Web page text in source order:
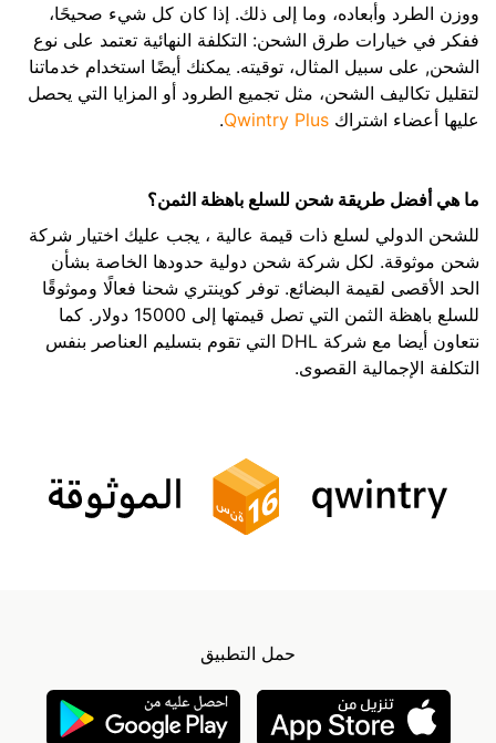
ووزن الطرد وأبعاده، وما إلى ذلك. إذا كان كل شيء صحيحًا،
ففكر في خيارات طرق الشحن: التكلفة النهائية تعتمد على نوع
الشحن, على سبيل المثال، توقيته. يمكنك أيضًا استخدام خدماتنا
لتقليل تكاليف الشحن، مثل تجميع الطرود أو المزايا التي يحصل
عليها أعضاء اشتراك Qwintry Plus
.
ما هي أفضل طريقة شحن للسلع باهظة الثمن؟
للشحن الدولي لسلع ذات قيمة عالية ، يجب عليك اختيار شركة
شحن موثوقة. لكل شركة شحن دولية حدودها الخاصة بشأن
الحد الأقصى لقيمة البضائع. توفر كوينتري شحنا فعالًا وموثوقًا
للسلع باهظة الثمن التي تصل قيمتها إلى 15000 دولار. كما
نتعاون أيضا مع شركة DHL التي تقوم بتسليم العناصر بنفس
التكلفة الإجمالية القصوى.
حمل التطبيق